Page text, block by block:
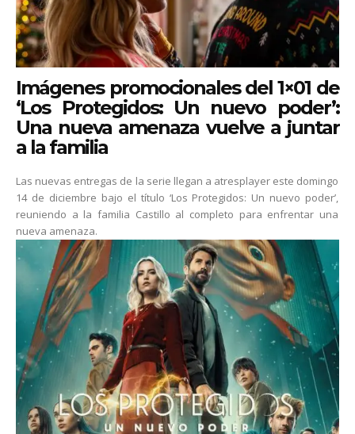
Imágenes promocionales del 1×01 de
‘Los Protegidos: Un nuevo poder’:
Una nueva amenaza vuelve a juntar
a la familia
Las nuevas entregas de la serie llegan a atresplayer este domingo
14 de diciembre bajo el título ‘Los Protegidos: Un nuevo poder’,
reuniendo a la familia Castillo al completo para enfrentar una
nueva amenaza.